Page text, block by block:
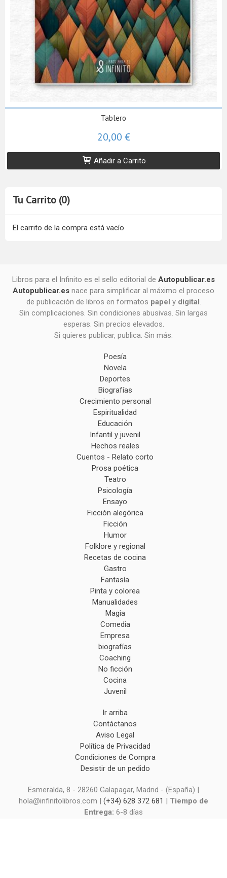
Tu Carrito (0)
El carrito de la compra está vacío
Tablero
20,00 €
Añadir a Carrito
Libros para el Infinito es el sello editorial de Autopublicar.es
Autopublicar.es nace para simplificar al máximo el proceso
de publicación de libros en formatos papel y digital.
Sin complicaciones. Sin condiciones abusivas. Sin largas
esperas. Sin precios elevados.
Si quieres publicar, publica. Sin más.
Poesía
Novela
Deportes
Biografías
Crecimiento personal
Espiritualidad
Educación
Infantil y juvenil
Hechos reales
Cuentos - Relato corto
Prosa poética
Teatro
Psicología
Ensayo
Ficción alegórica
Ficción
Humor
Folklore y regional
Recetas de cocina
Gastro
Fantasía
Pinta y colorea
Manualidades
Magia
Comedia
Empresa
biografías
Coaching
No ficción
Cocina
Juvenil
Ir arriba
Contáctanos
Aviso Legal
Política de Privacidad
Condiciones de Compra
Desistir de un pedido
Esmeralda, 8 - 28260 Galapagar, Madrid - (España) |
hola@infinitolibros.com | (+34) 628 372 681 | Tiempo de
Entrega: 6-8 días